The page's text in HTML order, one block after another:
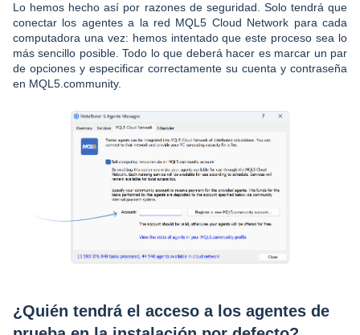
Lo hemos hecho así por razones de seguridad. Solo tendrá que
conectar los agentes a la red MQL5 Cloud Network para cada
computadora una vez: hemos intentado que este proceso sea lo
más sencillo posible. Todo lo que deberá hacer es marcar un par
de opciones y especificar correctamente su cuenta y contraseña
en MQL5.community.
¿Quién tendrá el acceso a los agentes de